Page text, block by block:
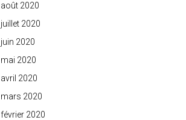
août 2020
juillet 2020
juin 2020
mai 2020
avril 2020
mars 2020
février 2020